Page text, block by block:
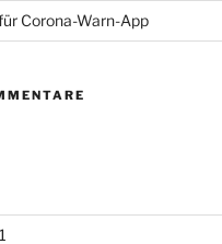
Corona-Warn-App